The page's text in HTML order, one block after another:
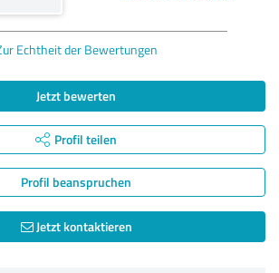
Echtheit der Bewertungen
Jetzt bewerten
Profil teilen
Profil beanspruchen
Jetzt kontaktieren